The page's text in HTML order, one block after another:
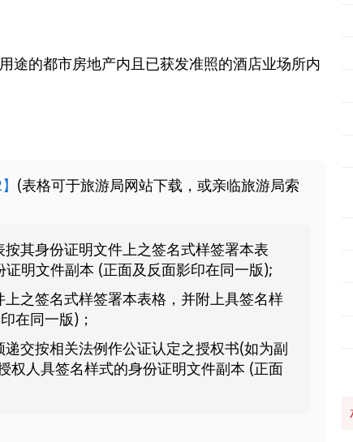
途的都市房地产内且已获发准照的酒店业场所内
(表格可于旅游局网站下载，或亲临旅游局索
其身份证明文件上之签名式样签署本表
明文件副本 (正面及反面影印在同一版);
之签名式样签署本表格，并附上具签名样
在同一版)；
交按相关法例作公证认定之授权书(如为副
权人具签名样式的身份证明文件副本 (正面